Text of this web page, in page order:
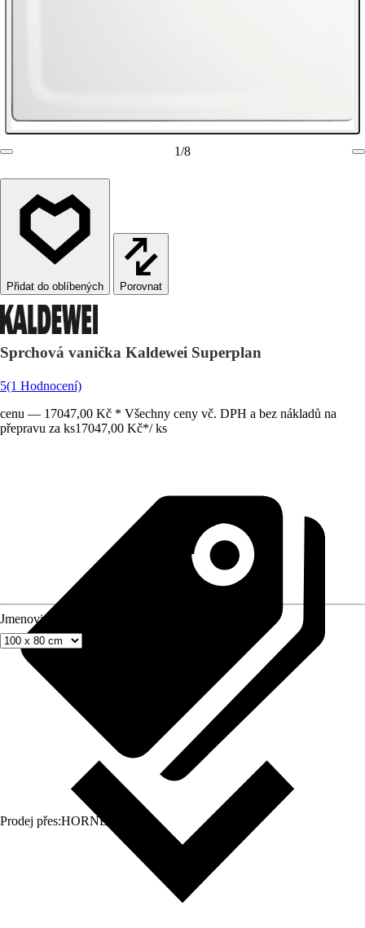
1/8
Porovnat
Sprchová vanička Kaldewei Superplan
5(1 Hodnocení)
cenu — 17047,00 Kč * Všechny ceny vč. DPH a bez nákladů na
přepravu za ks17047,00 Kč*/ ks
Prodej přes:HORNBACH
Jmenovitý rozmer (DxŠ)